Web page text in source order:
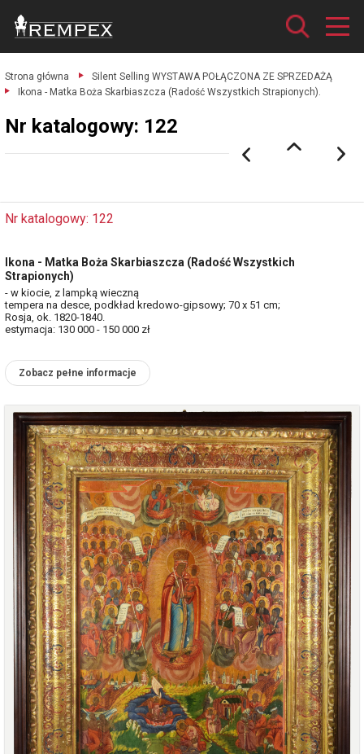
Strona główna
Silent Selling WYSTAWA POŁĄCZONA ZE SPRZEDAŻĄ
Ikona - Matka Boża Skarbiaszcza (Radość Wszystkich Strapionych).
Nr katalogowy: 122
Nr katalogowy: 122
Ikona - Matka Boża Skarbiaszcza (Radość Wszystkich
Strapionych)
- w kiocie, z lampką wieczną
tempera na desce, podkład kredowo-gipsowy; 70 x 51 cm;
Rosja, ok. 1820-1840.
estymacja: 130 000 - 150 000 zł
Zobacz pełne informacje